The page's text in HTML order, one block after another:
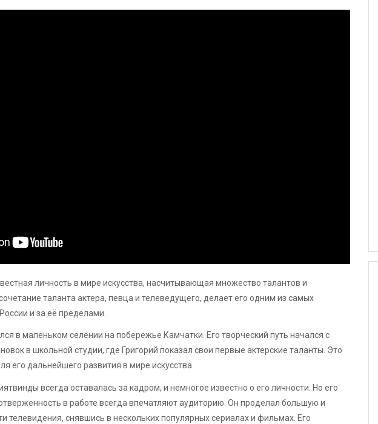
личность в мире искусства, насчитывающая множество талантов и
таланта актера, певца и телеведущего, делает его одним из самых
и за её пределами.
в маленьком селении на побережье Камчатки. Его творческий путь начался с
в школьной студии, где Григорий показал свои первые актерские таланты. Это
его дальнейшего развития в мире искусства.
всегда оставалась за кадром, и немногое известно о его личности. Но его
в работе всегда впечатляют аудиторию. Он проделал большую и
телевидения, снявшись в нескольких популярных сериалах и фильмах. Его